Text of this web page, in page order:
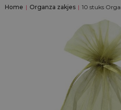
Home | Organza zakjes | 10 stuks